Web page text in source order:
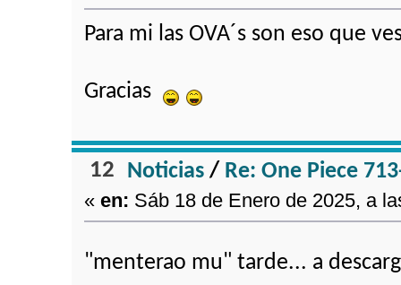
Para mi las OVA´s son eso que
Gracias
12 Noticias/ Re: One Piece
«en: Sáb 18 de Enero de 2025, a
"menterao mu" tarde... a